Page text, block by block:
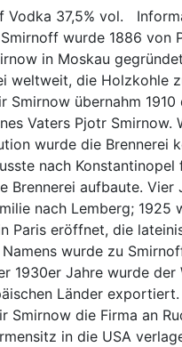
Vodka 37,5% vol.
wurde 1886 von
in Moskau
weltweit, die Holzkohle
Smirnow übernahm 1910
Vaters Pjotr Smirnow.
wurde die Brennerei
nach Konstantinopel
Brennerei aufbaute. Vier
nach Lemberg; 1925
Paris eröffnet, die
wurde zu
1930er Jahre wurde der
Länder
Smirnow die Firma an
in die USA